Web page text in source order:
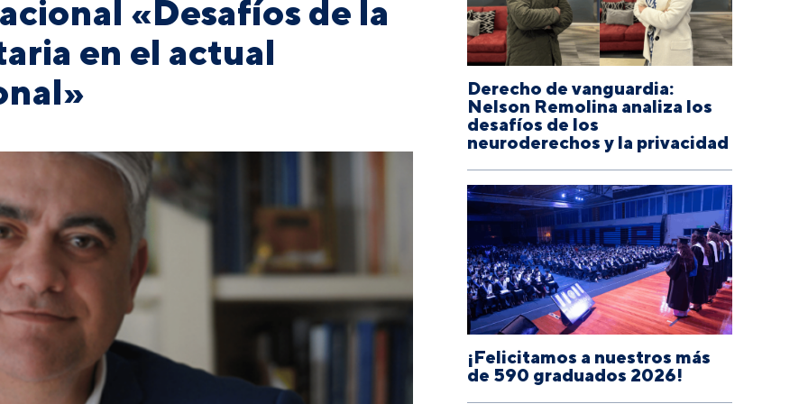
«Desafíos de la
en el actual
Derecho de vanguardia:
Nelson Remolina analiza los
desafíos de los
neuroderechos y la privacidad
¡Felicitamos a nuestros más
de 590 graduados 2026!